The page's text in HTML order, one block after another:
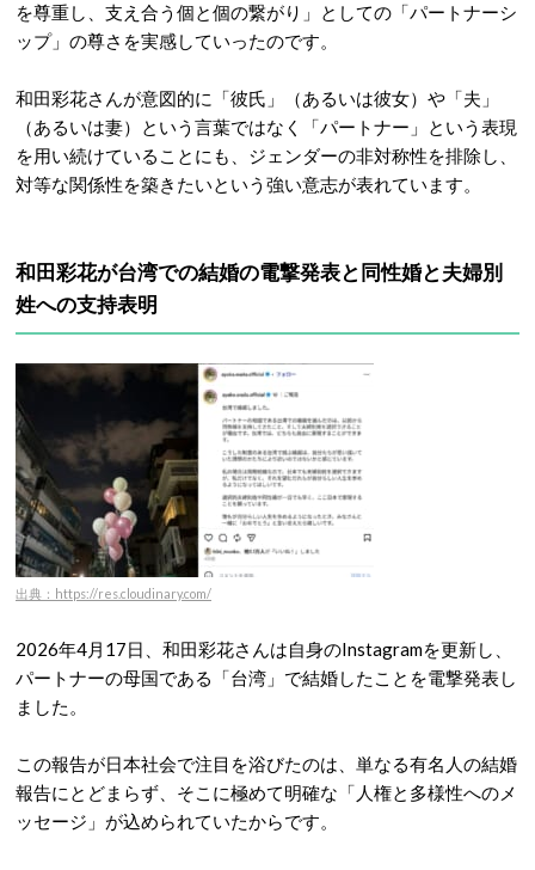
を尊重し、支え合う個と個の繋がり」としての「パートナーシ
ップ」の尊さを実感していったのです。
和田彩花さんが意図的に「彼氏」（あるいは彼女）や「夫」
（あるいは妻）という言葉ではなく「パートナー」という表現
を用い続けていることにも、ジェンダーの非対称性を排除し、
対等な関係性を築きたいという強い意志が表れています。
和田彩花が台湾での結婚の電撃発表と同性婚と夫婦別
姓への支持表明
出典：https://res.cloudinary.com/
2026年4月17日、和田彩花さんは自身のInstagramを更新し、
パートナーの母国である「台湾」で結婚したことを電撃発表し
ました。
この報告が日本社会で注目を浴びたのは、単なる有名人の結婚
報告にとどまらず、そこに極めて明確な「人権と多様性へのメ
ッセージ」が込められていたからです。